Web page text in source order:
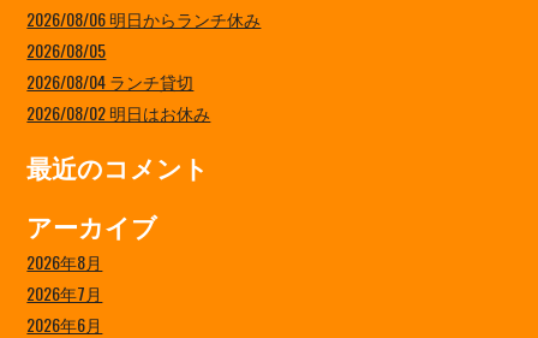
2026/08/06 明日からランチ休み
2026/08/05
2026/08/04 ランチ貸切
2026/08/02 明日はお休み
最近のコメント
アーカイブ
2026年8月
2026年7月
2026年6月